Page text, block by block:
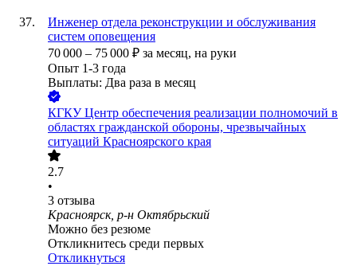
Инженер отдела реконструкции и обслуживания
систем оповещения
70 000 – 75 000 ₽ за месяц, на руки
Опыт 1-3 года
Выплаты: Два раза в месяц
КГКУ Центр обеспечения реализации полномочий в
областях гражданской обороны, чрезвычайных
ситуаций Красноярского края
2.7
•
3 отзыва
Красноярск, р-н Октябрьский
Можно без резюме
Откликнитесь среди первых
Откликнуться